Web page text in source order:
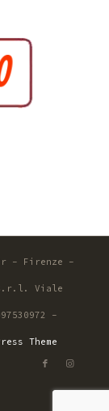
r - Firenze -
S.r.l. Viale
-
Theme